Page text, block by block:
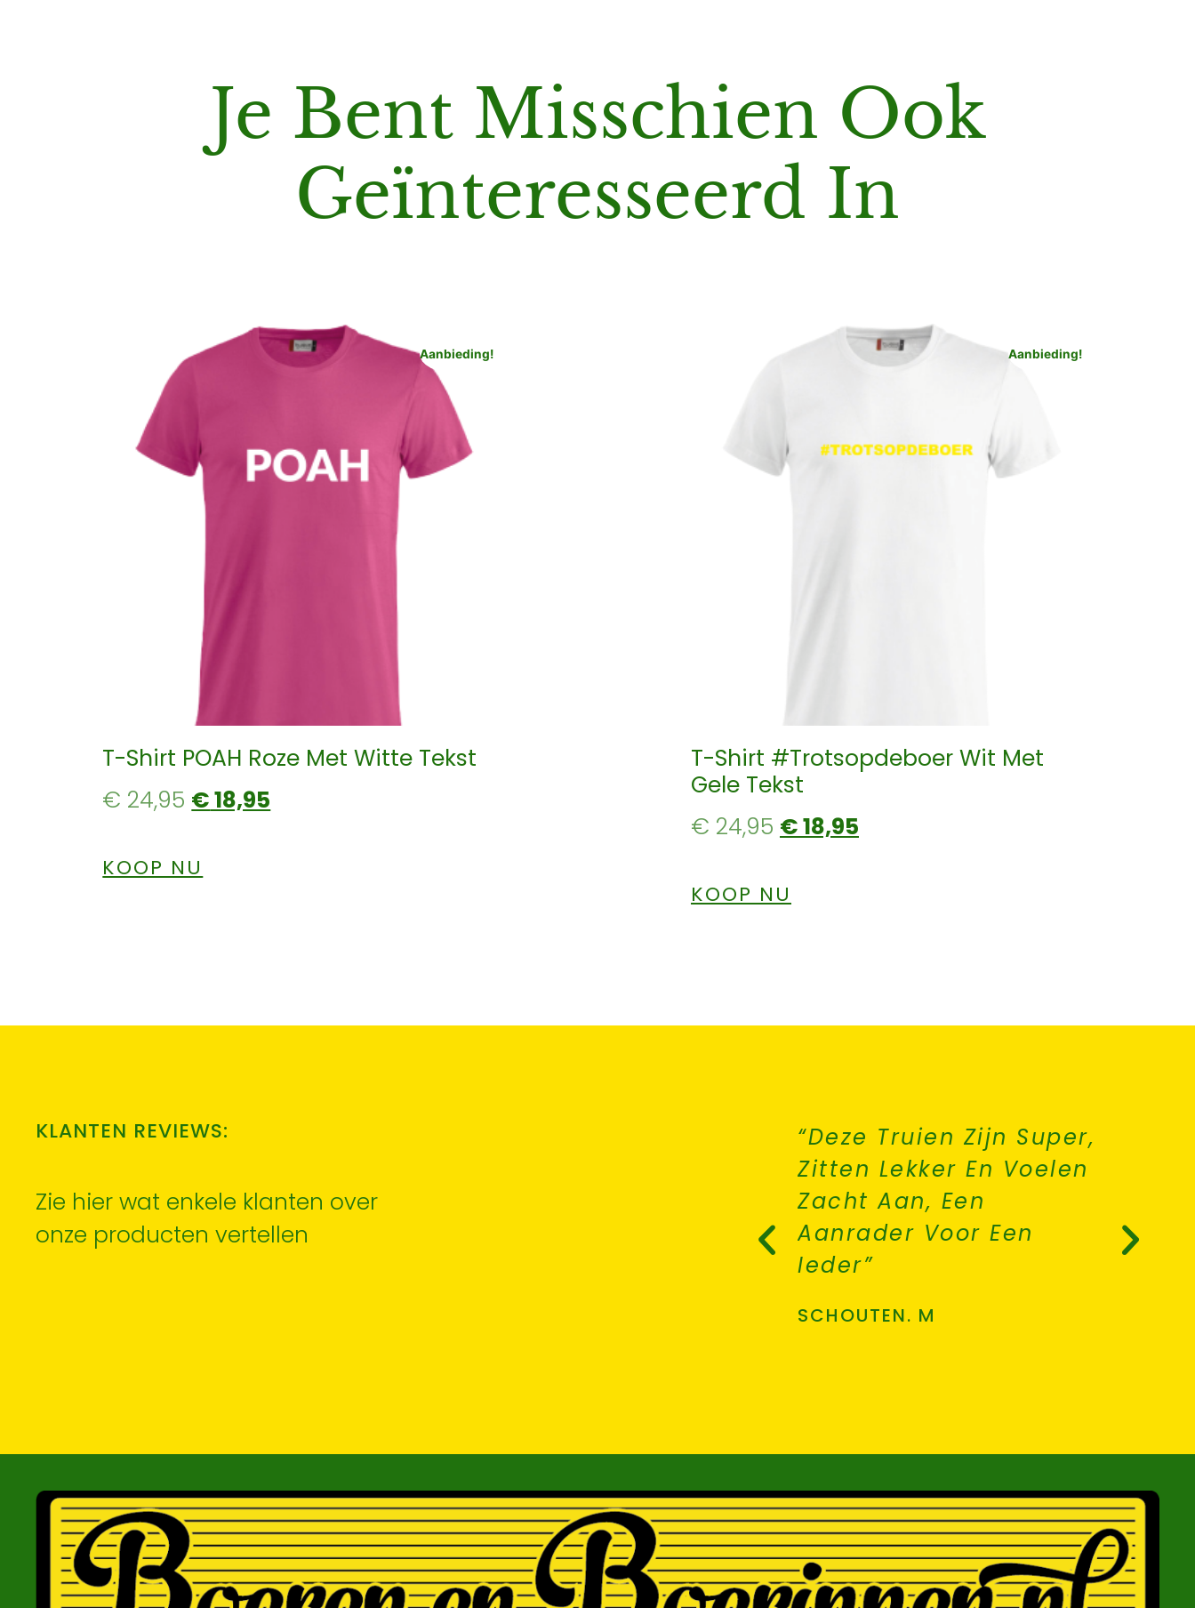
Je Bent Misschien Ook
Geïnteresseerd In
Aanbieding!
T-Shirt POAH Roze Met Witte Tekst
€ 24,95 €18,95
KOOP NU
Aanbieding!
T-Shirt #Trotsopdeboer Wit Met
Gele Tekst
€ 24,95 €18,95
KOOP NU
KLANTEN REVIEWS:
Zie hier wat enkele klanten over
onze producten vertellen
“Besteld En Zeer Snel
Webshop En Ga Ze
Goed In De Gaten
Zitten Nog Heerlijk Ook,
“Deze Truien Zijn Super,
Zitten Lekker En Voelen
Zacht Aan, Een
Aanrader Voor Een
Ieder”
SCHOUTEN. M
Goed